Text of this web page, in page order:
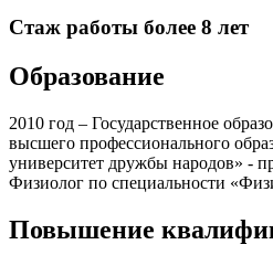
Стаж работы более 8 лет
Образование
2010 год – Государственное
высшего профессионального
университет дружбы народов» -
Физиолог по специальности
Повышение